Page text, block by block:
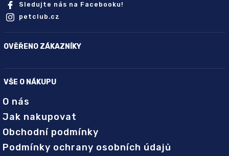
Sledujte nás na Facebooku!
petclub.cz
OVĚŘENO ZÁKAZNÍKY
VŠE O NÁKUPU
O nás
Jak nakupovat
Obchodní podmínky
Podmínky ochrany osobních údajů